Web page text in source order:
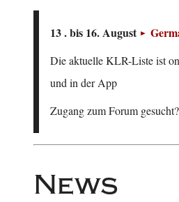
13 . bis 16. August
Die aktuelle KLR-Liste ist
und in der App
Zugang zum Forum gesucht?
News